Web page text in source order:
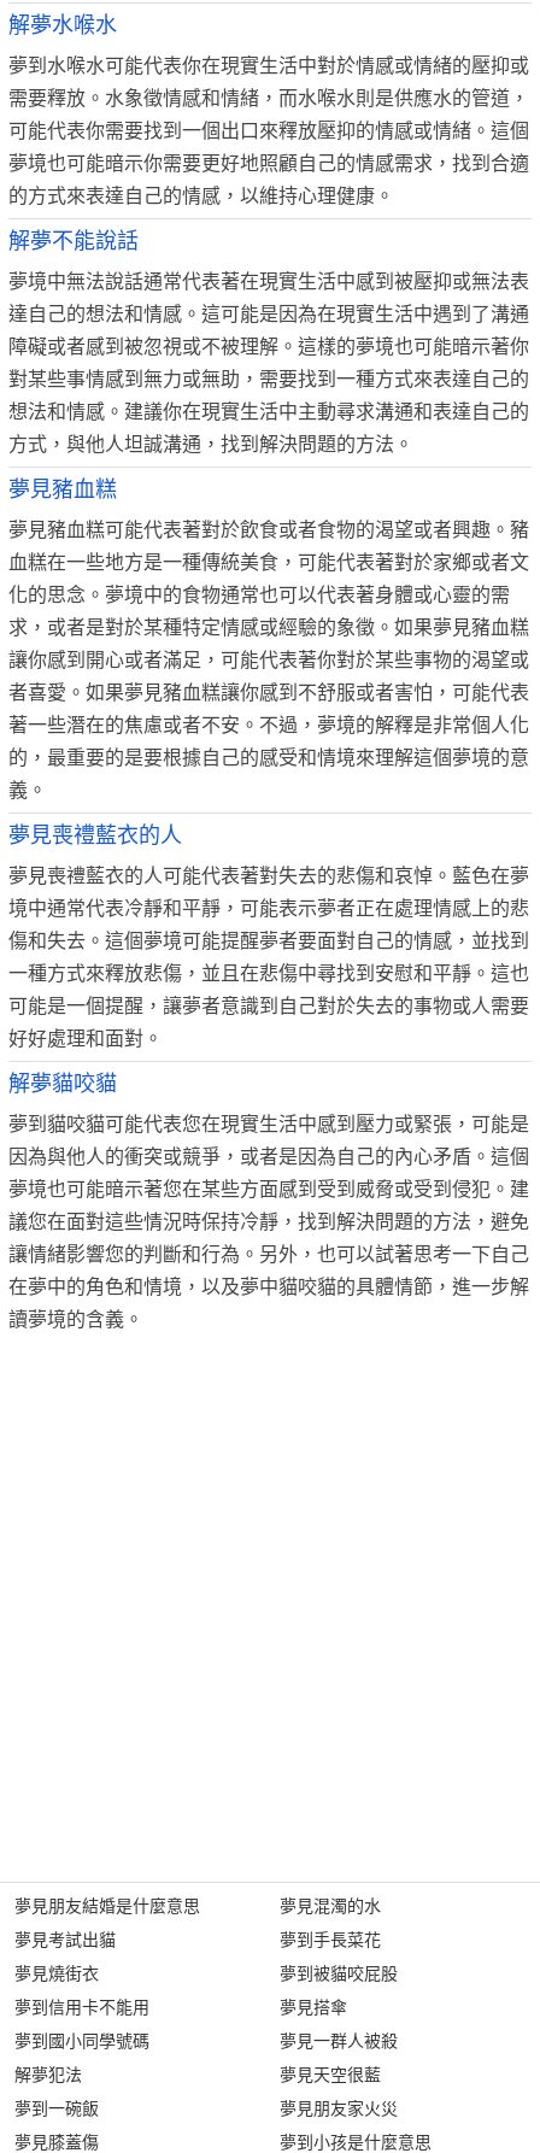
解夢水喉水
夢到水喉水可能代表你在現實生活中對於情感或情緒的壓抑或
需要釋放。水象徵情感和情緒，而水喉水則是供應水的管道，
可能代表你需要找到一個出口來釋放壓抑的情感或情緒。這個
夢境也可能暗示你需要更好地照顧自己的情感需求，找到合適
的方式來表達自己的情感，以維持心理健康。
解夢不能說話
夢境中無法說話通常代表著在現實生活中感到被壓抑或無法表
達自己的想法和情感。這可能是因為在現實生活中遇到了溝通
障礙或者感到被忽視或不被理解。這樣的夢境也可能暗示著你
對某些事情感到無力或無助，需要找到一種方式來表達自己的
想法和情感。建議你在現實生活中主動尋求溝通和表達自己的
方式，與他人坦誠溝通，找到解決問題的方法。
夢見豬血糕
夢見豬血糕可能代表著對於飲食或者食物的渴望或者興趣。豬
血糕在一些地方是一種傳統美食，可能代表著對於家鄉或者文
化的思念。夢境中的食物通常也可以代表著身體或心靈的需
求，或者是對於某種特定情感或經驗的象徵。如果夢見豬血糕
讓你感到開心或者滿足，可能代表著你對於某些事物的渴望或
者喜愛。如果夢見豬血糕讓你感到不舒服或者害怕，可能代表
著一些潛在的焦慮或者不安。不過，夢境的解釋是非常個人化
的，最重要的是要根據自己的感受和情境來理解這個夢境的意
義。
夢見喪禮藍衣的人
夢見喪禮藍衣的人可能代表著對失去的悲傷和哀悼。藍色在夢
境中通常代表冷靜和平靜，可能表示夢者正在處理情感上的悲
傷和失去。這個夢境可能提醒夢者要面對自己的情感，並找到
一種方式來釋放悲傷，並且在悲傷中尋找到安慰和平靜。這也
可能是一個提醒，讓夢者意識到自己對於失去的事物或人需要
好好處理和面對。
解夢貓咬貓
夢到貓咬貓可能代表您在現實生活中感到壓力或緊張，可能是
因為與他人的衝突或競爭，或者是因為自己的內心矛盾。這個
夢境也可能暗示著您在某些方面感到受到威脅或受到侵犯。建
議您在面對這些情況時保持冷靜，找到解決問題的方法，避免
讓情緒影響您的判斷和行為。另外，也可以試著思考一下自己
在夢中的角色和情境，以及夢中貓咬貓的具體情節，進一步解
讀夢境的含義。
夢見朋友結婚是什麼意思
夢見考試出貓
夢見燒街衣
夢到信用卡不能用
夢到國小同學號碼
解夢犯法
夢到一碗飯
夢見膝蓋傷
夢見混濁的水
夢到手長菜花
夢到被貓咬屁股
夢見搭傘
夢見一群人被殺
夢見天空很藍
夢見朋友家火災
夢到小孩是什麼意思